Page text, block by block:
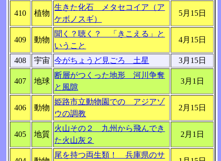
410 植物
生きた化石 メタセコイア（ア
ケボノスギ）
5月15日
409 動物
聞く？聴く？ 「きこえる」と
いうこと
4月15日
408 宇宙 今がちょうど見ごろ 土星 3月15日
407 地球
断層がつくった地形 河川争奪
と風隙
3月1日
406 動物
姫路市立動物園での アジアゾ
ウの調教
2月15日
405 地質
火山その２ 九州から飛んでき
た火山灰２
2月1日
尾を持つ両生類！ 兵庫県のサ